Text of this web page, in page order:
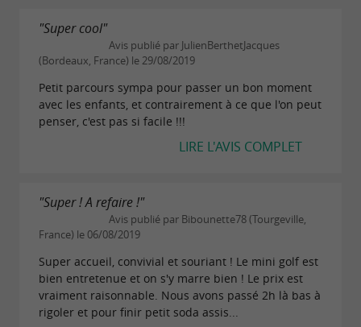
"Super cool"
Avis publié par JulienBerthetJacques
(Bordeaux, France) le 29/08/2019
Petit parcours sympa pour passer un bon moment
avec les enfants, et contrairement à ce que l'on peut
penser, c'est pas si facile !!!
LIRE L'AVIS COMPLET
"Super ! A refaire !"
Avis publié par Bibounette78 (Tourgeville,
France) le 06/08/2019
Super accueil, convivial et souriant ! Le mini golf est
bien entretenue et on s'y marre bien ! Le prix est
vraiment raisonnable. Nous avons passé 2h là bas à
rigoler et pour finir petit soda assis...